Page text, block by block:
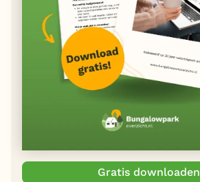
Gratis downloaden